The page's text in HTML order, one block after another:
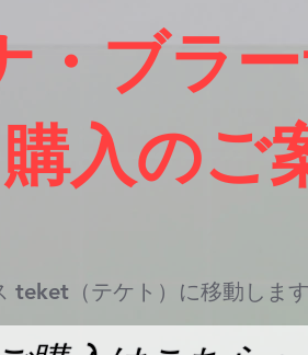
・ブラ
入のご
teket（テケト）に移動しま